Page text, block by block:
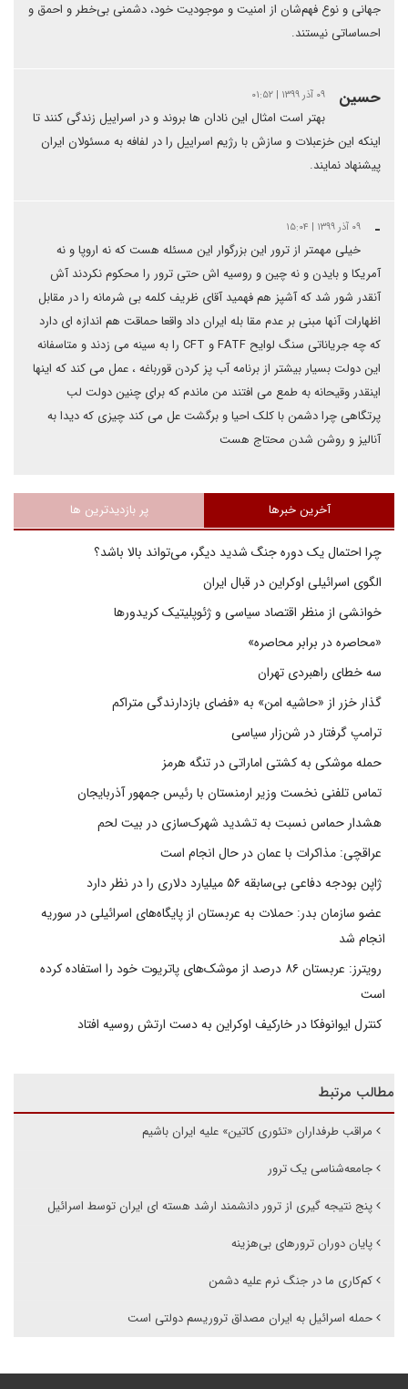
جهانی و نوع فهم‌شان از امنیت و موجودیت خود، دشمنی بی‌خطر و احمق و
احساساتی نیستند.
حسین ۰۹ آذر ۱۳۹۹ | ۰۱:۵۲
بهتر است امثال این نادان ها بروند و در اسراییل زندگی کنند تا
اینکه این خزعبلات و سازش با رژیم اسراییل را در لفافه به مسئولان ایران
پیشنهاد نمایند.
- ۰۹ آذر ۱۳۹۹ | ۱۵:۰۴
خیلی مهمتر از ترور این بزرگوار این مسئله هست که نه اروپا و نه
آمریکا و بایدن و نه چین و روسیه اش حتی ترور را محکوم نکردند آش
آنقدر شور شد که آشپز هم فهمید آقای ظریف کلمه بی شرمانه را در مقابل
اظهارات آنها مبنی بر عدم مقا بله ایران داد واقعا حماقت هم اندازه ای دارد
که چه جریاناتی سنگ لوایح FATF و CFT‬ را به سینه می زدند و متاسفانه
این دولت بسیار بیشتر از برنامه آب پز کردن قورباغه ، عمل می کند که اینها
اینقدر وقیحانه به طمع می افتند من ماندم که برای چنین دولت لب
پرتگاهی چرا دشمن با کلک احیا و برگشت عل می کند چیزی که دیدا به
آنالیز و روشن شدن محتاج هست
آخرین خبرها پر بازدیدترین ها
چرا احتمال یک دوره جنگ شدید دیگر، می‌تواند بالا باشد؟
الگوی اسرائیلی اوکراین در قبال ایران
خوانشی از منظر اقتصاد سیاسی و ژئوپلیتیک کریدورها
«محاصره در برابر محاصره»
سه خطای راهبردی تهران
گذار خزر از «حاشیه امن» به «فضای بازدارندگی متراکم
ترامپ گرفتار در شن‌زار سیاسی
حمله موشکی به کشتی اماراتی در تنگه هرمز
تماس تلفنی نخست وزیر ارمنستان با رئیس جمهور آذربایجان
هشدار حماس نسبت به تشدید شهرک‌سازی در بیت‌ لحم
عراقچی: مذاکرات با عمان در حال انجام است
ژاپن بودجه دفاعی بی‌سابقه ۵۶ میلیارد دلاری را در نظر دارد
عضو سازمان بدر: حملات به عربستان از پایگاه‌های اسرائیلی در سوریه
انجام شد
رویترز: عربستان ۸۶ درصد از موشک‌های پاتریوت خود را استفاده کرده
است
کنترل ایوانوفکا در خارکیف اوکراین به دست ارتش روسیه افتاد
مطالب مرتبط
مراقب طرفداران «تئوری کاتین» علیه ایران باشیم
جامعه‌شناسی یک ترور
پنج نتیجه گیری از ترور دانشمند ارشد هسته ای ایران توسط اسرائیل
پایان دوران ترورهای بی‌هزینه
کم‌کاری ما در جنگ نرم علیه دشمن
‌حمله اسرائیل به ایران مصداق تروریسم دولتی است